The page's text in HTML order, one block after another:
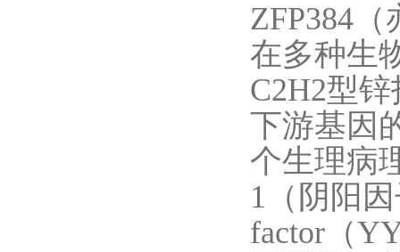
ZFP384
在多种生
C2H2型
下游基因
个生理病
1（阴阳
factor（